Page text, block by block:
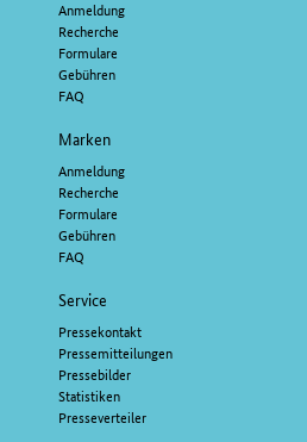
Anmeldung
Recherche
Formulare
Gebühren
FAQ
Marken
Anmeldung
Recherche
Formulare
Gebühren
FAQ
Service
Pressekontakt
Pressemitteilungen
Pressebilder
Statistiken
Presseverteiler